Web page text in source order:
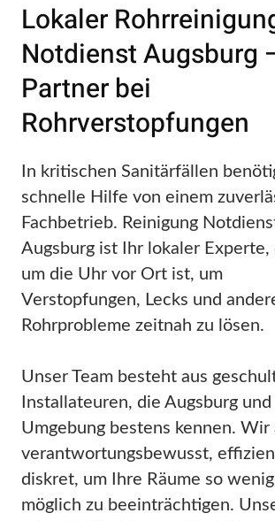
Lokaler
Notdienst Augsburg
Partner bei
Rohrverstopfungen
In kritischen Sanitärfällen
schnelle Hilfe von einem
Fachbetrieb. Reinigung
Augsburg ist Ihr lokaler Experte,
um die Uhr vor Ort ist, um
Verstopfungen, Lecks und
Rohrprobleme zeitnah zu lösen.
Unser Team besteht aus
Installateuren, die Augsburg
Umgebung bestens kennen. Wir
verantwortungsbewusst,
diskret, um Ihre Räume so
möglich zu beeinträchtigen.